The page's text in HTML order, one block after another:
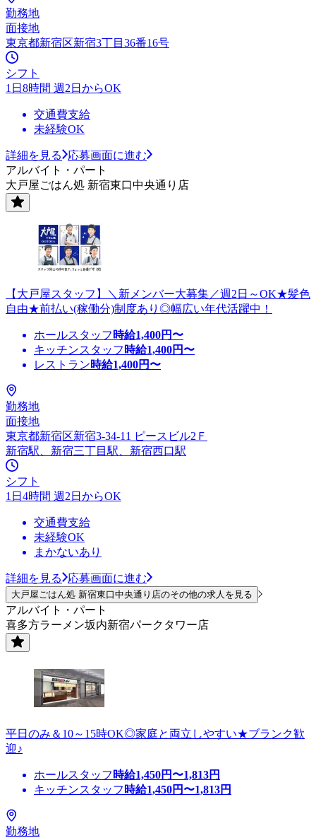
勤務地
面接地
東京都新宿区新宿3丁目36番16号
シフト
1日8時間 週2日からOK
交通費支給
未経験OK
詳細を見る
応募画面に進む
アルバイト・パート
大戸屋ごはん処 新宿東口中央通り店
【大戸屋スタッフ】＼新メンバー大募集／週2日～OK★髪色
自由★前払い(稼働分)制度あり◎幅広い年代活躍中！
ホールスタッフ 時給1,400円〜
キッチンスタッフ 時給1,400円〜
レストラン時給1,400円〜
勤務地
面接地
東京都新宿区新宿3-34-11 ピースビル2Ｆ
新宿駅、新宿三丁目駅、新宿西口駅
シフト
1日4時間 週2日からOK
交通費支給
未経験OK
まかないあり
詳細を見る 応募画面に進む
大戸屋ごはん処 新宿東口中央通り店のその他の求人を見る
アルバイト・パート
喜多方ラーメン坂内新宿パークタワー店
平日のみ＆10～15時OK◎家庭と両立しやすい★ブランク歓
迎♪
ホールスタッフ 時給1,450円〜1,813円
キッチンスタッフ 時給1,450円〜1,813円
勤務地